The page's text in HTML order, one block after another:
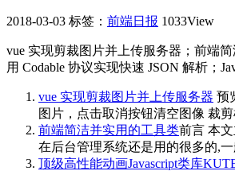
2018-03-03 标签： 前端日报 1033View
vue 实现剪裁图片并上传服务器；前端简
用 Codable 协议实现快速 JSON 解析；
vue 实现剪裁图片并上传服务器 预
图片，点击取消按钮清空图像 裁
前端简洁并实用的工具类前言 本
在后台管理系统还是用的很多的,
顶级高性能动画Javascript类库